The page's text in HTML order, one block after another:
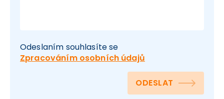
Odeslaním souhlasíte se
Zpracováním osobních údajů
ODESLAT